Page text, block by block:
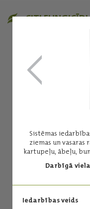
Sistēmas
ziemas un vasaras
kartupeļu, ābeļu,
Darbīgā
Iedarbības veids
CITI FUNGICĪDI
Blue
Ūdenī šķīstošas